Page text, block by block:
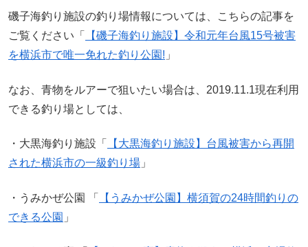
磯子海釣り施設の釣り場情報については、こちらの記事を
ご覧ください「
【磯子海釣り施設】令和元年台風15号被害
を横浜市で唯一免れた釣り公園! 」
なお、青物をルアーで狙いたい場合は、2019.11.1現在利用
できる釣り場としては、
・大黒海釣り施設「
【大黒海釣り施設】台風被害から再開
された横浜市の一級釣り場 」
・うみかぜ公園 「
【うみかぜ公園】横須賀の24時間釣りの
できる公園 」